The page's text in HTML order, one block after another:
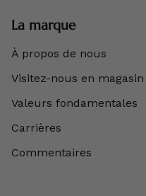
La marque
À propos de nous
Visitez-nous en magasin
Valeurs fondamentales
Carrières
Commentaires